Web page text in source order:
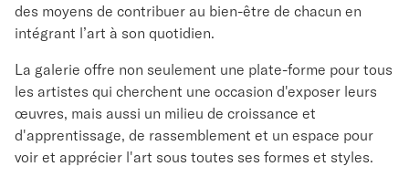
des moyens de contribuer au bien-être de chacun en
intégrant l’art à son quotidien.
La galerie offre non seulement une plate-forme pour tous
les artistes qui cherchent une occasion d'exposer leurs
œuvres, mais aussi un milieu de croissance et
d'apprentissage, de rassemblement et un espace pour
voir et apprécier l'art sous toutes ses formes et styles.